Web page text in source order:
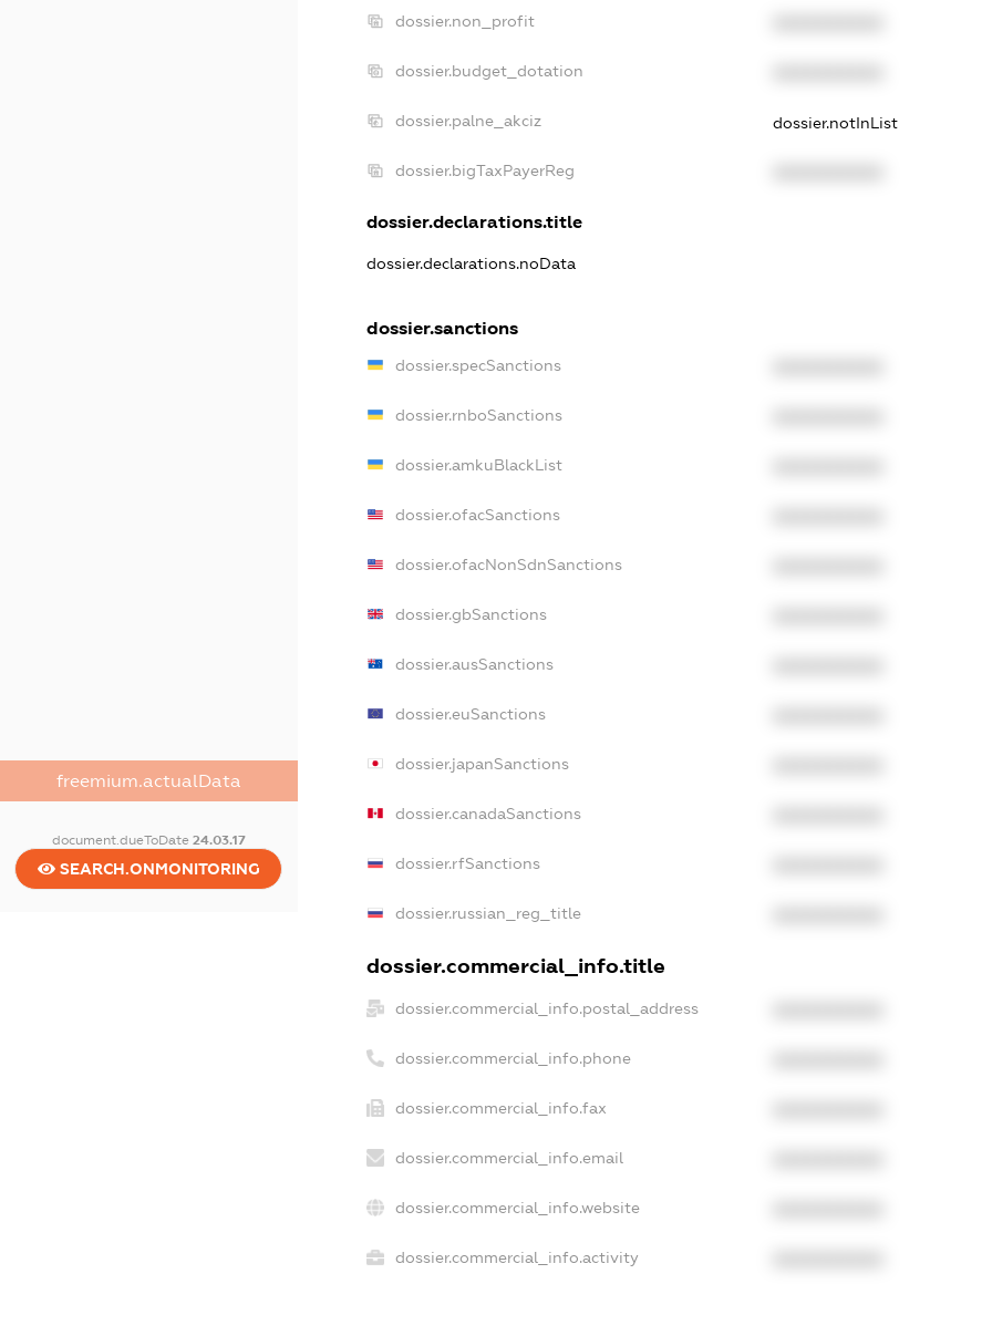
freemium.actualData
document.dueToDate 24.03.17
SEARCH.ONMONITORING
dossier.non_profit
dossier.budget_dotation
dossier.palne_akciz dossier.notInList
dossier.bigTaxPayerReg
dossier.declarations.title
dossier.declarations.noData
dossier.sanctions
dossier.specSanctions
dossier.rnboSanctions
dossier.amkuBlackList
dossier.ofacSanctions
dossier.ofacNonSdnSanctions
dossier.gbSanctions
dossier.ausSanctions
dossier.euSanctions
dossier.japanSanctions
dossier.canadaSanctions
dossier.rfSanctions
dossier.russian_reg_title
dossier.commercial_info.title
dossier.commercial_info.postal_address
dossier.commercial_info.phone
dossier.commercial_info.fax
dossier.commercial_info.email
dossier.commercial_info.website
dossier.commercial_info.activity